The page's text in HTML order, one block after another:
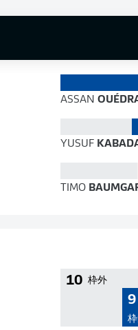
ASSAN
YUSUF
TIMO
10 枠外
9